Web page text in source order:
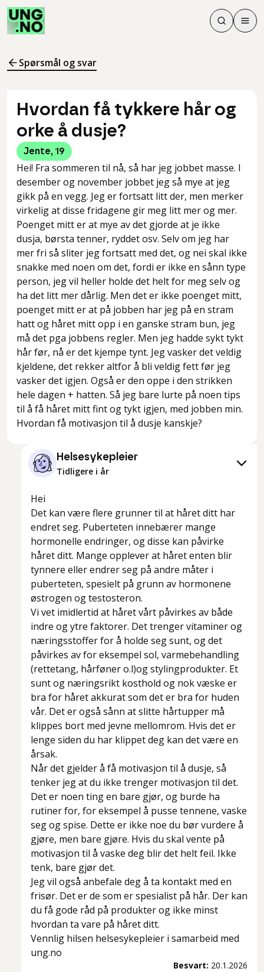
Søk
Søk
Meny
Spørsmål og svar
Hvordan få tykkere hår og
orke å dusje?
Jente, 19
Hei! Fra sommeren til nå, så har jeg jobbet masse. I
desember og november jobbet jeg så mye at jeg
gikk på en vegg. Jeg er fortsatt litt der, men merker
virkelig at disse fridagene gir meg litt mer og mer.
Poenget mitt er at mye av det gjorde at je ikke
dusja, børsta tenner, ryddet osv. Selv om jeg har
mer fri så sliter jeg fortsatt med det, og nei skal ikke
snakke med noen om det, fordi er ikke en sånn type
person, jeg vil heller holde det helt for meg selv og
ha det litt mer dårlig. Men det er ikke poenget mitt,
poenget mitt er at på jobben har jeg på en stram
hatt og håret mitt opp i en ganske stram bun, jeg
må det pga jobbens regler. Men jeg hadde sykt tykt
hår før, nå er det kjempe tynt. Jeg vasker det veldig
kjeldene, det rekker altfor å bli veldig fett før jeg
vasker det igjen. Også er den oppe i den strikken
hele dagen + hatten. Så jeg bare lurte på noen tips
til å få håret mitt fint og tykt igjen, med jobben min.
Hvordan få motivasjon til å dusje kanskje?
Helsesykepleier
Tidligere i år
Hei
Det kan være flere grunner til at håret ditt har
endret seg. Puberteten innebærer mange
hormonelle endringer, og disse kan påvirke
håret ditt. Mange opplever at håret enten blir
tynnere eller endrer seg på andre måter i
puberteten, spesielt på grunn av hormonene
østrogen og testosteron.
Vi vet imidlertid at håret vårt påvirkes av både
indre og ytre faktorer. Det trenger vitaminer og
næringsstoffer for å holde seg sunt, og det
påvirkes av for eksempel sol, varmebehandling
(rettetang, hårføner o.l)og stylingprodukter. Et
sunt og næringsrikt kosthold og nok væske er
bra for håret akkurat som det er bra for huden
vår. Det er også sånn at slitte hårtupper må
klippes bort med jevne mellomrom. Hvis det er
lenge siden du har klippet deg kan det være en
årsak.
Når det gjelder å få motivasjon til å dusje, så
tenker jeg at du ikke trenger motivasjon til det.
Det er noen ting en bare gjør, og burde ha
rutiner for, for eksempel å pusse tennene, vaske
seg og spise. Dette er ikke noe du bør vurdere å
gjøre, men bare gjøre. Hvis du skal vente på
motivasjon til å vaske deg blir det helt feil. Ikke
tenk, bare gjør det.
Jeg vil også anbefale deg å ta kontakt med en
frisør. Det er de som er spesialist på hår. Der kan
du få gode råd på produkter og ikke minst
hvordan ta vare på håret ditt.
Vennlig hilsen helsesykepleier i samarbeid med
ung.no
Besvart: 20.1.2026